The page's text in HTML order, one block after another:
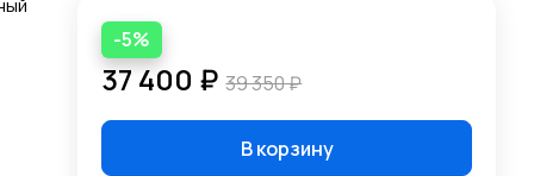
-5%
37 400 ₽ 39 350 ₽
В корзину